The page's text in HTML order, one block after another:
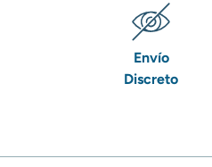
Envío
Discreto